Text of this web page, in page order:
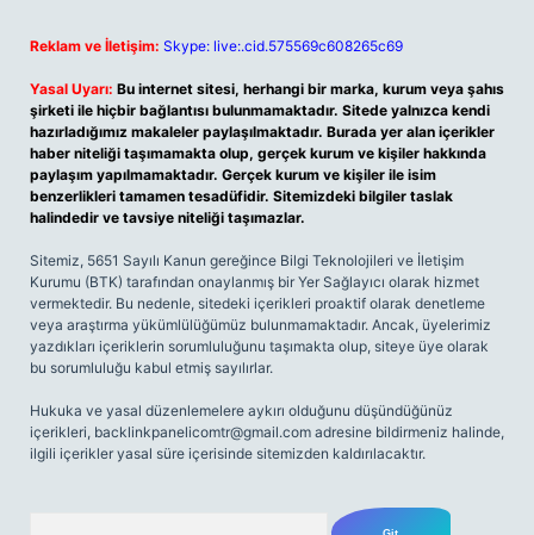
Reklam ve İletişim: Skype: live:.cid.575569c608265c69
Yasal Uyarı: Bu internet sitesi, herhangi bir marka, kurum veya şahıs
şirketi ile hiçbir bağlantısı bulunmamaktadır. Sitede yalnızca kendi
hazırladığımız makaleler paylaşılmaktadır. Burada yer alan içerikler
haber niteliği taşımamakta olup, gerçek kurum ve kişiler hakkında
paylaşım yapılmamaktadır. Gerçek kurum ve kişiler ile isim
benzerlikleri tamamen tesadüfidir. Sitemizdeki bilgiler taslak
halindedir ve tavsiye niteliği taşımazlar.
Sitemiz, 5651 Sayılı Kanun gereğince Bilgi Teknolojileri ve İletişim
Kurumu (BTK) tarafından onaylanmış bir Yer Sağlayıcı olarak hizmet
vermektedir. Bu nedenle, sitedeki içerikleri proaktif olarak denetleme
veya araştırma yükümlülüğümüz bulunmamaktadır. Ancak, üyelerimiz
yazdıkları içeriklerin sorumluluğunu taşımakta olup, siteye üye olarak
bu sorumluluğu kabul etmiş sayılırlar.
Hukuka ve yasal düzenlemelere aykırı olduğunu düşündüğünüz
içerikleri, backlinkpanelicomtr@gmail.com adresine bildirmeniz halinde,
ilgili içerikler yasal süre içerisinde sitemizden kaldırılacaktır.